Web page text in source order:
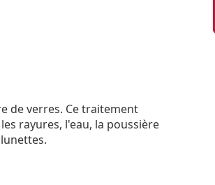
de verres. Ce traitement
rayures, l'eau, la poussière